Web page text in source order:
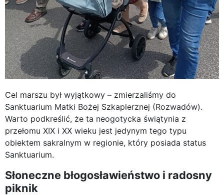
Cel marszu był wyjątkowy – zmierzaliśmy do
Sanktuarium Matki Bożej Szkaplerznej (Rozwadów).
Warto podkreślić, że ta neogotycka świątynia z
przełomu XIX i XX wieku jest jedynym tego typu
obiektem sakralnym w regionie, który posiada status
Sanktuarium.
Słoneczne błogosławieństwo i radosny
piknik